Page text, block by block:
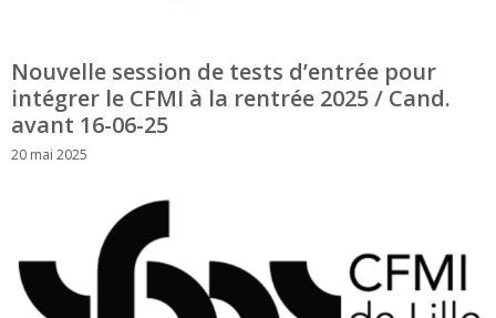
Nouvelle session de tests d’entrée pour
intégrer le CFMI à la rentrée 2025 / Cand.
avant 16-06-25
20 mai 2025